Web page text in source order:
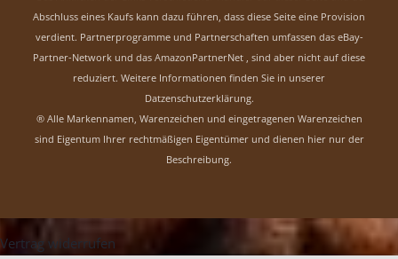
Abschluss eines Kaufs kann dazu führen, dass diese Seite eine Provision
verdient. Partnerprogramme und Partnerschaften umfassen das eBay-
Partner-Network und das AmazonPartnerNet , sind aber nicht auf diese
reduziert. Weitere Informationen finden Sie in unserer
Datzenschutzerklärung.
® Alle Markennamen, Warenzeichen und eingetragenen Warenzeichen
sind Eigentum Ihrer rechtmäßigen Eigentümer und dienen hier nur der
Beschreibung.
Vertrag widerrufen